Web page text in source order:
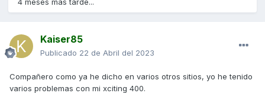
4 meses más tarde...
Kaiser85
Publicado 22 de Abril del 2023
Compañero como ya he dicho en varios otros sitios, yo he tenido
varios problemas con mi xciting 400.